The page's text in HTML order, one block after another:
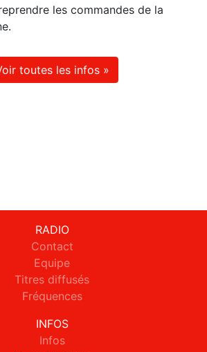
les commandes de la
toutes les infos »
RADIO
Contact
Equipe
Titres diffusés
Fréquences
INFOS
Infos